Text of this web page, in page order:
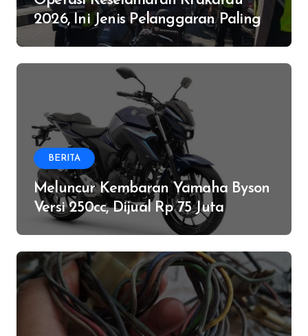
2026, Ini Jenis Pelanggaran Paling
Banyak
BERITA
Meluncur Kembaran Yamaha Byson
Versi 250cc, Dijual Rp 75 Juta